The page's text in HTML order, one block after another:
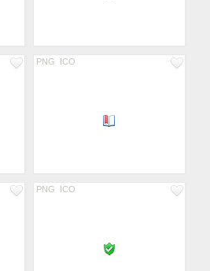
PNG ICO
PNG ICO